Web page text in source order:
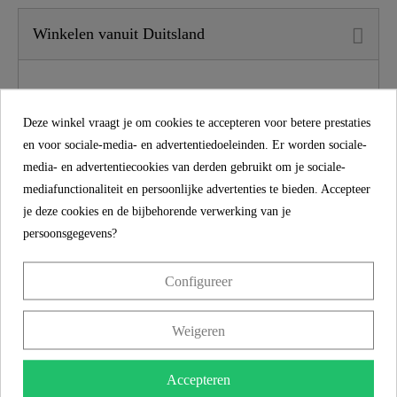
Materiaal
Duroplast Custom
Kleur Motiv
Zacht Sluitmechanisme Ja
Snelle Bevestiging
1,9 Kg
37,6 Cm
4,5 Cm
Winkelen vanuit Duitsland
Winkelen vanuit Duitsland
Met een wettelijke conformiteit van 2 jaar op al onze
producten bieden we niet alleen producten van de hoogste
Deze winkel vraagt je om cookies te accepteren voor betere prestaties
en voor sociale-media- en advertentiedoeleinden. Er worden sociale-
media- en advertentiecookies van derden gebruikt om je sociale-
mediafunctionaliteit en persoonlijke advertenties te bieden. Accepteer
je deze cookies en de bijbehorende verwerking van je
persoonsgegevens?
Configureer
Weigeren
Accepteren